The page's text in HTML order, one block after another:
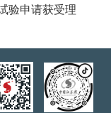
验申请获受理